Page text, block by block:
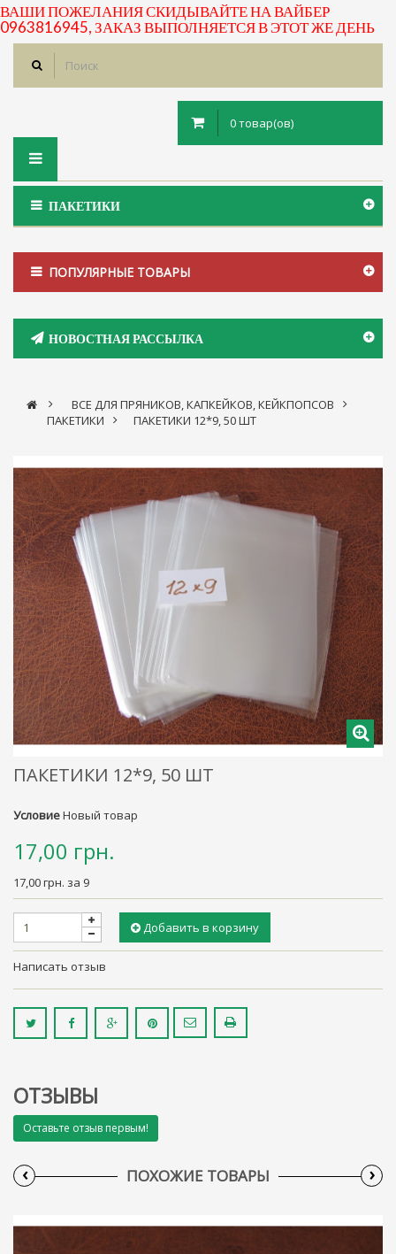
ВАШИ ПОЖЕЛАНИЯ СКИДЫВАЙТЕ НА ВАЙБЕР
0963816945, ЗАКАЗ ВЫПОЛНЯЕТСЯ В ЭТОТ ЖЕ ДЕНЬ
0 товар(ов)
Toggle
ПАКЕТИКИ
ПОПУЛЯРНЫЕ ТОВАРЫ
НОВОСТНАЯ РАССЫЛКА
>
ВСЕ ДЛЯ ПРЯНИКОВ, КАПКЕЙКОВ, КЕЙКПОПСОВ
ПАКЕТИКИ > ПАКЕТИКИ 12*9, 50 ШТ
ПАКЕТИКИ 12*9, 50 ШТ
УсловиеНовый товар
17,00 грн.
17,00 грн. за 9
Добавить в корзину
Написать отзыв
ОТЗЫВЫ
Оставьте отзыв первым!
ПОХОЖИЕ ТОВАРЫ
‹ ›